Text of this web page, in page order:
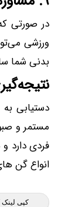
در صورتی
ورزشی
بدنی شما
دستیابی
مستمر و
فردی دارد
انواع گن
کپی لینک